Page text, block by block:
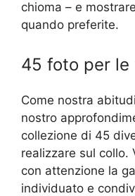
chioma – e
quando preferite.
45 foto per le
Come nostra
nostro
collezione di 45
realizzare sul collo.
con attenzione la
individuato e